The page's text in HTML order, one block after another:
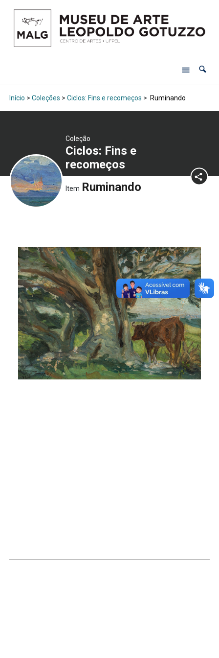
Início > Coleções > Ciclos: Fins e recomeços > Ruminando
Coleção
Ciclos: Fins e
recomeços
Item Ruminando